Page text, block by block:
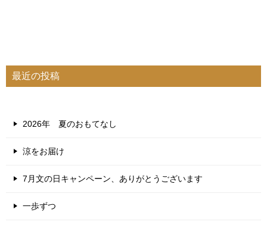
最近の投稿
2026年 夏のおもてなし
涼をお届け
7月文の日キャンペーン、ありがとうございます
一歩ずつ